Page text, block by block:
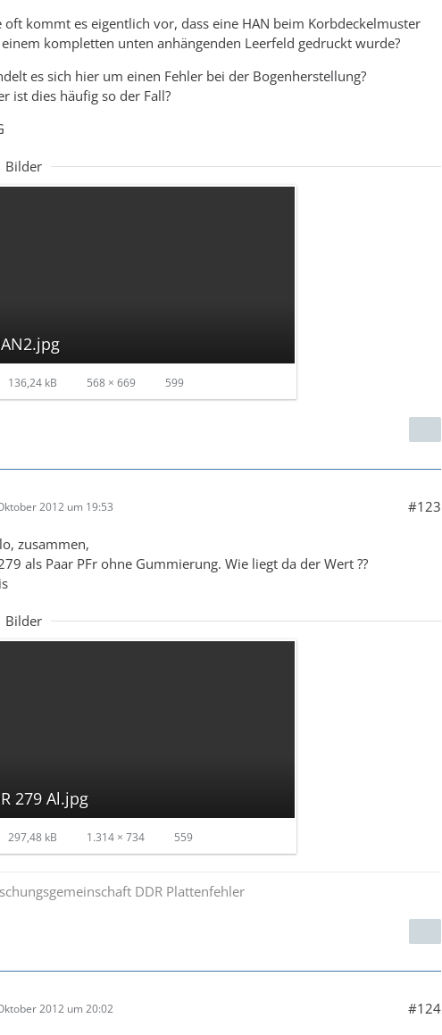
oft kommt es eigentlich vor, dass eine HAN beim Korbdeckelmuster
kompletten unten anhängenden Leerfeld gedruckt wurde?
es sich hier um einen Fehler bei der Bogenherstellung?
ist dies häufig so der Fall?
Bilder
136,24 kB 568 × 669 599
2012 um 19:53 #123
zusammen,
als Paar PFr ohne Gummierung. Wie liegt da der Wert ??
Bilder
279 Al.jpg
297,48 kB 1.314 × 734 559
DDR Plattenfehler
2012 um 20:02 #124